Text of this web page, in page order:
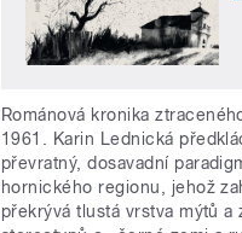
Románová kronika
1961. Karin Lednická
převratný, dosavadní
hornického regionu, jehož
překrývá tlustá vrstva mýtů a